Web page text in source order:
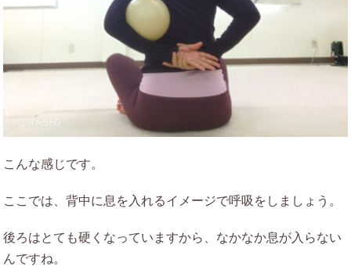
こんな感じです。
ここでは、背中に息を入れるイメージで呼吸をしましょう。
後ろはとても硬くなっていますから、なかなか息が入らない
んですね。